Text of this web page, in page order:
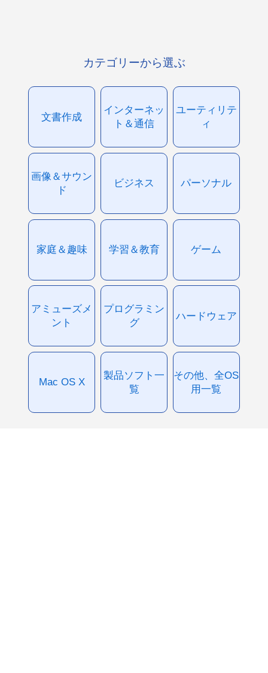
カテゴリーから選ぶ
文書作成
インターネッ
ト＆通信
ユーティリテ
ィ
画像＆サウン
ド
ビジネス パーソナル
家庭＆趣味 学習＆教育 ゲーム
アミューズメ
ント
プログラミン
グ
ハードウェア
Mac OS X
製品ソフト一
覧
その他、全OS
用一覧